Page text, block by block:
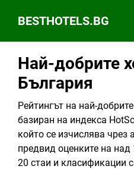
BESTHOTELS.BG
Най-добрите
България
Рейтингът на най-
базиран на индекса
който се изчислява
предвид оценките на над
20 стаи и класификации